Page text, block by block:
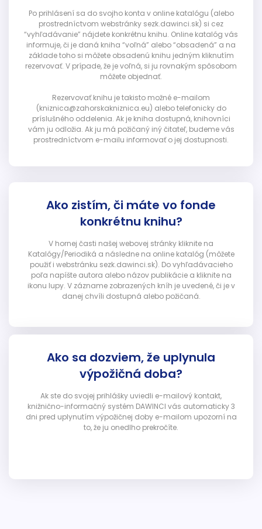
Po prihlásení sa do svojho konta v online katalógu (alebo
prostredníctvom webstránky sezk.dawinci.sk) si cez
“vyhľadávanie” nájdete konkrétnu knihu. Online katalóg vás
informuje, či je daná kniha “voľná” alebo “obsadená” a na
základe toho si môžete obsadenú knihu jedným kliknutím
rezervovať. V prípade, že je voľná, si ju rovnakým spôsobom
môžete objednať.
Rezervovať knihu je takisto možné e-mailom
(kniznica@zahorskakniznica.eu) alebo telefonicky do
príslušného oddelenia. Ak je kniha dostupná, knihovníci
vám ju odložia. Ak ju má požičaný iný čitateľ, budeme vás
prostredníctvom e-mailu informovať o jej dostupnosti.
Ako zistím, či máte vo fonde
konkrétnu knihu?
V hornej časti našej webovej stránky kliknite na
Katalógy/Periodiká a následne na online katalóg (môžete
použiť i webstránku sezk.dawinci.sk). Do vyhľadávacieho
poľa napíšte autora alebo názov publikácie a kliknite na
ikonu lupy. V zázname zobrazených kníh je uvedené, či je v
danej chvíli dostupná alebo požičaná.
Ako sa dozviem, že uplynula
výpožičná doba?
Ak ste do svojej prihlášky uviedli e-mailový kontakt,
knižnično-informačný systém DAWINCI vás automaticky 3
dni pred uplynutím výpožičnej doby e-mailom upozorní na
to, že ju onedlho prekročíte.